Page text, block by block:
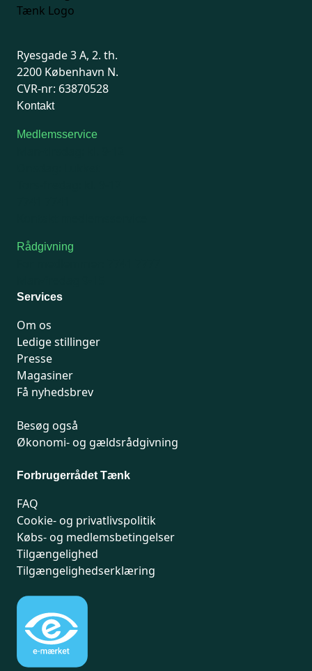
Ryesgade 3 A, 2. th.
2200 København N.
CVR-nr: 63870528
Kontakt
Medlemsservice
Rådgivning
Services
Om os
Ledige stillinger
Presse
Magasiner
Få nyhedsbrev
Besøg også
Økonomi- og gældsrådgivning
Forbrugerrådet Tænk
FAQ
Cookie- og privatlivspolitik
Købs- og medlemsbetingelser
Tilgængelighed
Tilgængelighedserklæring